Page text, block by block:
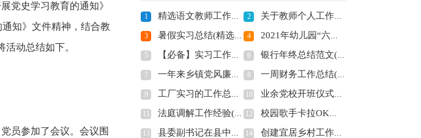
党史学习教育的通知》
知》文件精神，结合教
动总结如下。
员参加了会议。会议围
1 精选语文教师工作总结3篇(全文共4776字) 2 关于教师个人工作总结模板汇总九篇(全文共12019字)
3 暑假实习总结(精选15篇)(全文共19702字) 4 2021年幼儿园“六一”主持稿(全文共1482字)
5 【必备】实习工作总结模板汇编九篇(全文共12033字) 6 银行年终总结范文(全文共20184字)
7 一年来乡镇党风廉政建设工作报告(全文共3266字) 8 一周财务工作总结(全文共3553字)
9 工厂实习的工作总结(全文共15984字) 10 业余党校开班仪式讲话稿(全文共7478字)
法庭调解工作经验(精选多篇)(全文共9249字) 12 校园歌手卡拉OK大赛“青春梦飞扬”策划书(精选多篇)(全文共5269字)
13 县委副书记在县中医院新住院大楼开业庆典上的讲话(精选多篇)(全文共4242字) 14 创建宜居乡村工作的汇报材料(全文共1207字)